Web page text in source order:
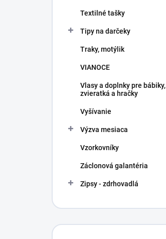
Textilné tašky
Tipy na darčeky
Traky, motýlik
VIANOCE
Vlasy a doplnky pre bábiky,
zvieratká a hračky
Vyšívanie
Výzva mesiaca
Vzorkovníky
Záclonová galantéria
Zipsy - zdrhovadlá